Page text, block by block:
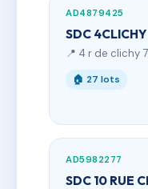
AD4879425
SDC 4CLICHY
📍 4 r de clichy
🏠 27 lots
AD5982277
SDC 10 RUE